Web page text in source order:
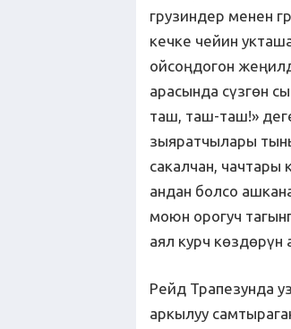
грузиндер менен
кечке чейин
ойсоңдогон
арасында сүзгөн
таш, таш-таш!»
зыяратчылары
сакалчан, чачтары
андан болсо
моюн орогуч
аял курч көздөрүн
Рейд Трапезунда
аркылуу